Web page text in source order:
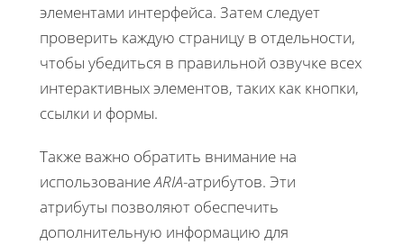
элементами интерфейса. Затем следует
проверить каждую страницу в отдельности,
чтобы убедиться в правильной озвучке всех
интерактивных элементов, таких как кнопки,
ссылки и формы.
Также важно обратить внимание на
использованиеARIA-атрибутов. Эти
атрибуты позволяют обеспечить
дополнительную информацию для